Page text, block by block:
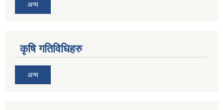
अन्य
कृषि गतिविधिहरु
अन्य